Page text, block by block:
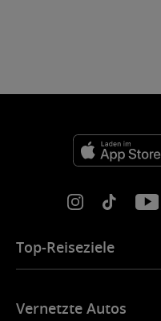
Top-Reiseziele
eSIM für Europa
Vernetzte Autos